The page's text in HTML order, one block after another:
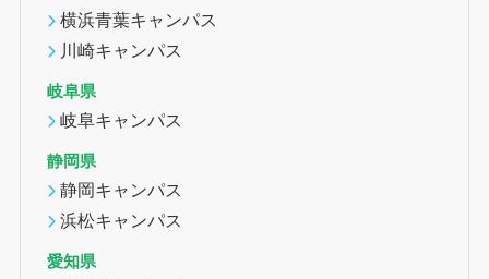
横浜青葉キャンパス
川崎キャンパス
岐阜県
岐阜キャンパス
静岡県
静岡キャンパス
浜松キャンパス
愛知県